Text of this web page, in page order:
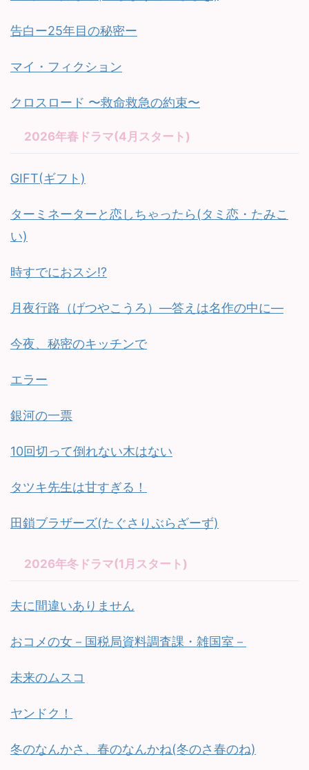
告白ー25年目の秘密ー
マイ・フィクション
クロスロード 〜救命救急の約束〜
2026年春ドラマ(4月スタート)
GIFT(ギフト)
ターミネーターと恋しちゃったら(タミ恋・たみこ
い)
時すでにおスシ!?
月夜行路（げつやこうろ）—答えは名作の中に—
今夜、秘密のキッチンで
エラー
銀河の一票
10回切って倒れない木はない
タツキ先生は甘すぎる！
田鎖ブラザーズ(たぐさりぶらざーず)
2026年冬ドラマ(1月スタート)
夫に間違いありません
おコメの女－国税局資料調査課・雑国室－
未来のムスコ
ヤンドク！
冬のなんかさ、春のなんかね(冬のさ春のね)